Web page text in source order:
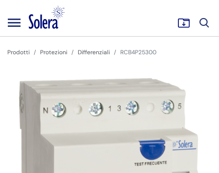
Prodotti Protezioni Differenziali RCB4P25300